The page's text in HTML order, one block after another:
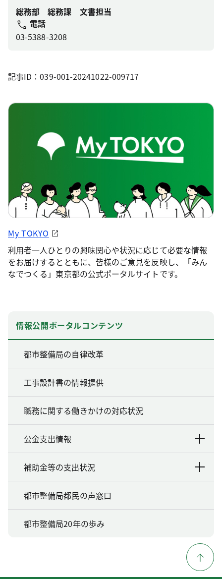
総務部 総務課 文書担当
電話
03-5388-3208
記事ID：039-001-20241022-009717
My TOKYO
利用者一人ひとりの興味関心や状況に応じて必要な情報
をお届けするとともに、皆様のご意見を反映し、「みん
なでつくる」東京都の公式ポータルサイトです。
情報公開ポータルコンテンツ
都市整備局の自律改革
工事設計書の情報提供
職務に関する働きかけの対応状況
公金支出情報
補助金等の支出状況
都市整備局都民の声窓口
都市整備局20年の歩み